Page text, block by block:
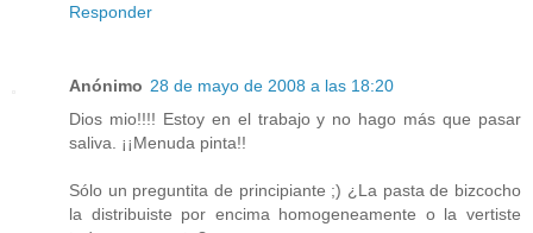
Responder
Anónimo 28 de mayo de 2008 a las 18:20
Dios mio!!!! Estoy en el trabajo y no hago más que pasar
saliva. ¡¡Menuda pinta!!
Sólo un preguntita de principiante ;) ¿La pasta de bizcocho
la distribuiste por encima homogeneamente o la vertiste